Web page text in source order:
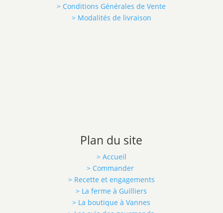
> Conditions Générales de Vente
> Modalités de livraison
Plan du site
> Accueil
> Commander
> Recette et engagements
> La ferme à Guilliers
> La boutique à Vannes